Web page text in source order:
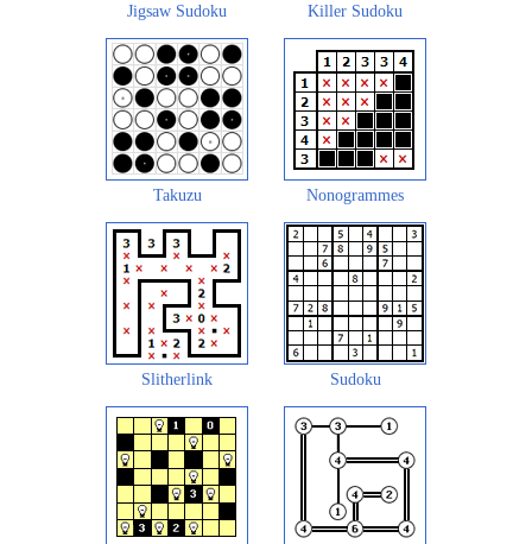
Jigsaw Sudoku Killer Sudoku
Takuzu Nonogrammes
Slitherlink Sudoku